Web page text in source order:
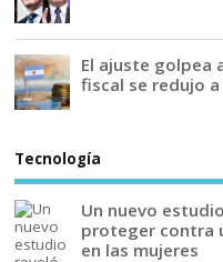
El ajuste golpea
fiscal se redujo
Tecnología
Un nuevo
proteger contra
en las mujeres